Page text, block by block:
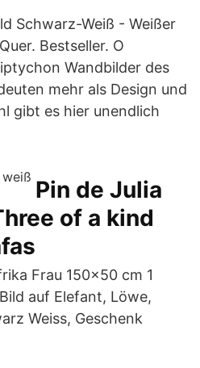
Schwarz-Weiß - Weißer
Bestseller. O
Wandbilder des
mehr als Design und
gibt es hier unendlich
Pin de Julia
of a kind
Frau 150x50 cm 1
auf Elefant, Löwe,
Weiss, Geschenk